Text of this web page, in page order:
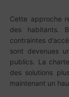
Cette approche
des habitants.
contraintes
sont devenues
publics. La
des solutions
maintenant un